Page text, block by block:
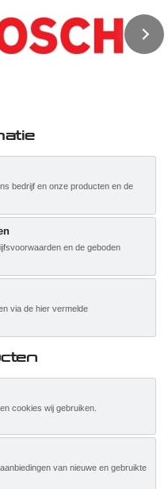
bedrijf en onze producten en de
en de geboden
via de hier vermelde
cookies wij gebruiken.
van nieuwe en gebruikte